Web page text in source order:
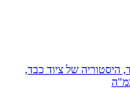
היסטוריה של ציוד כבד,